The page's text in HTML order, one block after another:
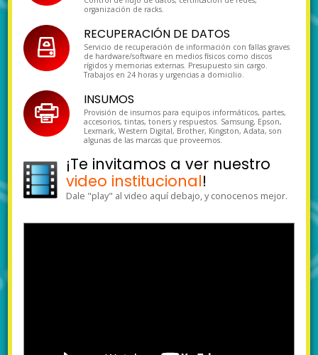
organización de racks.
RECUPERACIÓN DE DATOS
Servicio de recuperación de información con fallas graves
de hardware/software en medios físicos como discos
rígidos y memorias externas. Presupuesto sin cargo.
Trabajos en 24 horas y urgencias a domicilio.
INSUMOS
Provisión de insumos para equipos informáticos, partes,
accesorios, tintas, toners y respuestos. Samsung, Epson,
Lexmark, Western Digital, Brother, Kingston, Adata, son
algunas de las marcas que proveemos.
¡Te invitamos a ver nuestro
video institucional!
Dale "play" al video aquí debajo, y conocenos mejor.